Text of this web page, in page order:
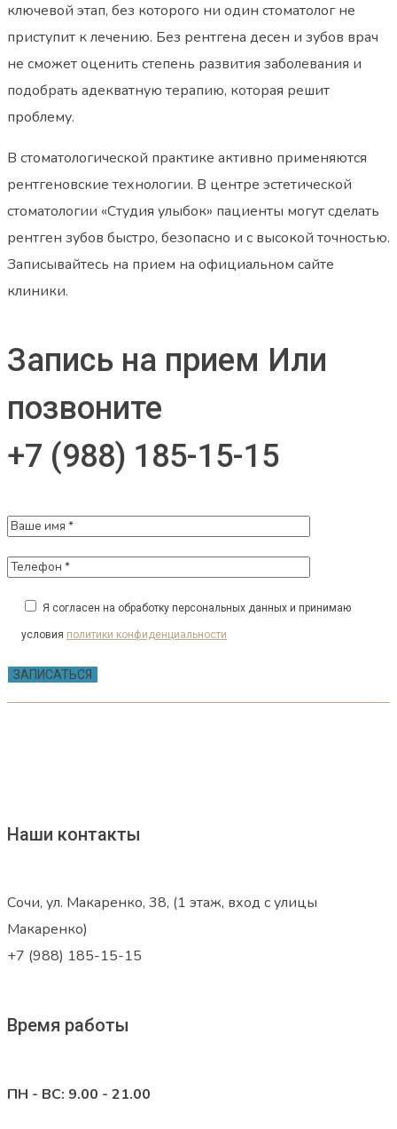
ключевой этап, без которого ни один стоматолог не
приступит к лечению. Без рентгена десен и зубов врач
не сможет оценить степень развития заболевания и
подобрать адекватную терапию, которая решит
проблему.
В стоматологической практике активно применяются
рентгеновские технологии. В центре эстетической
стоматологии «Студия улыбок» пациенты могут сделать
рентген зубов быстро, безопасно и с высокой точностью.
Записывайтесь на прием на официальном сайте
клиники.
Запись на прием Или
позвоните
+7 (988) 185-15-15
Я согласен на обработку персональных данных и принимаю
условия политики конфиденциальности
Наши контакты
Сочи, ул. Макаренко, 38, (1 этаж, вход с улицы
Макаренко)
+7 (988) 185-15-15
Время работы
ПН - ВС: 9.00 - 21.00